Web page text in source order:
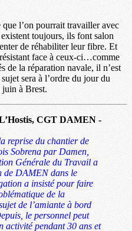
l’on pourrait travailler avec
toujours, ils font salon
de réhabiliter leur fibre. Et
face à ceux-ci…comme
de la réparation navale, il n’est
sera à l’ordre du jour du
à Brest.
CGT DAMEN -
reprise du chantier de
Sobrena par Damen,
Générale du Travail a
de DAMEN dans le
a insisté pour faire
de la
de l’amiante à bord
le personnel peut
activité pendant 30 ans et